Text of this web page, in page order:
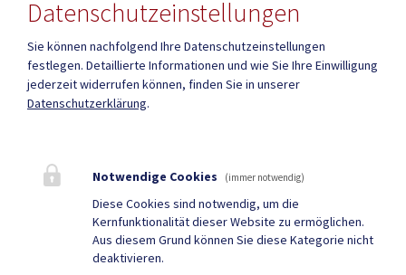
Mehr
Geko digital Gemeinde-
Infopoint St. Paul
Duale Zustellung
Gemeindenachrichten
Datenschutzeinstellungen
Sie können nachfolgend Ihre Datenschutzeinstellungen
festlegen. Detaillierte Informationen und wie Sie Ihre Einwilligung
jederzeit widerrufen können, finden Sie in unserer
Datenschutzerklärung.
Notwendige Cookies (immer notwendig)
Diese Cookies sind notwendig, um die
Kernfunktionalität dieser Website zu ermöglichen.
Aus diesem Grund können Sie diese Kategorie nicht
deaktivieren.